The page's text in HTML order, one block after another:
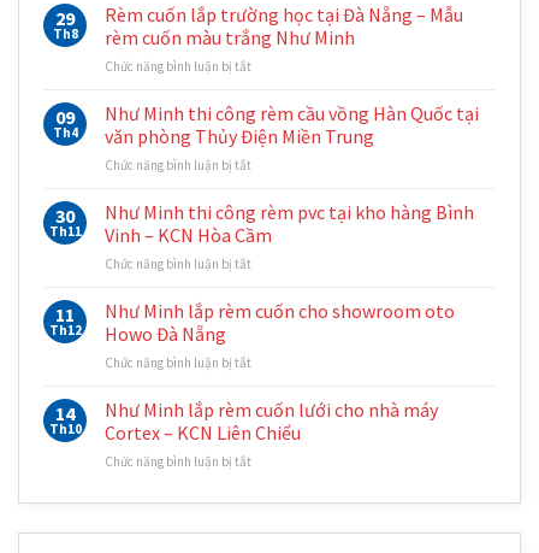
29
Th8
Rèm cuốn lắp trường học tại Đà Nẵng – Mẫu
rèm cuốn màu trắng Như Minh
Chức năng bình luận bị tắtở
cuốn
lắp
trường
học
Đà
Nẵng
Mẫu
cuốn
Như
09
Th4
Như Minh thi công rèm cầu vồng Hàn Quốc tại
văn phòng Thủy Điện Miền Trung
Chức năng bình luận bị tắtở
Minh
thi
công
rèm
vồng
tại
phòng
Thủy
Miền
30
Th11
Như Minh thi công rèm pvc tại kho hàng Bình
Vinh – KCN Hòa Cầm
Chức năng bình luận bị tắtở
Minh
rèm
tại
kho
Bình
–
KCN
11
Th12
Như Minh lắp rèm cuốn cho showroom oto
Howo Đà Nẵng
Chức năng bình luận bị tắtở
Minh
lắp
rèm
cuốn
showroom
14
Th10
Như Minh lắp rèm cuốn lưới cho nhà máy
Cortex – KCN Liên Chiểu
Chức năng bình luận bị tắtở
Minh